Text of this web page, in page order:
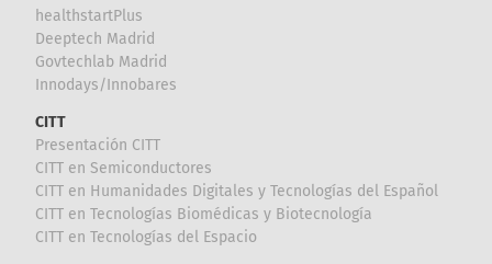
healthstartPlus
Deeptech Madrid
Govtechlab Madrid
Innodays/Innobares
CITT
Presentación CITT
CITT en Semiconductores
CITT en Humanidades Digitales y Tecnologías del Español
CITT en Tecnologías Biomédicas y Biotecnología
CITT en Tecnologías del Espacio